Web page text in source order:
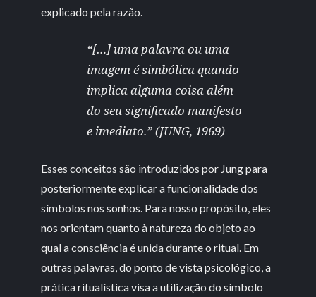
explicado pela razão.
“[…] uma palavra ou uma
imagem é simbólica quando
implica alguma coisa além
do seu significado manifesto
e imediato.” (JUNG, 1969)
Esses conceitos são introduzidos por Jung para
posteriormente explicar a funcionalidade dos
símbolos nos sonhos. Para nosso propósito, eles
nos orientam quanto à natureza do objeto ao
qual a consciência é unida durante o ritual. Em
outras palavras, do ponto de vista psicológico, a
prática ritualística visa a utilização do símbolo